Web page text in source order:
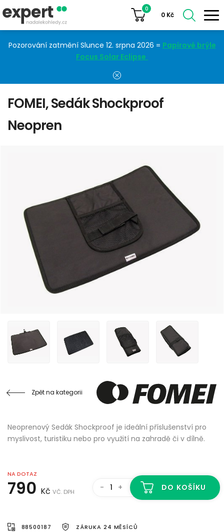
Pozorování zatmění Slunce 12. srpna 2026 = Papírové brýle
Focus Solar Eclipse
0
0 Kč
FOMEI, Sedák Shockproof
Neopren
Zpět na kategorii
Neoprenový Sedák Shockproof je ideální příslušenství pro
myslivost, turistiku nebo pro využití na zahradě či v dílně.
NA DOTAZ
790 Kč VČ. DPH - + DO KOŠÍKU
88500187 ZÁRUKA 24 MĚSÍCŮ